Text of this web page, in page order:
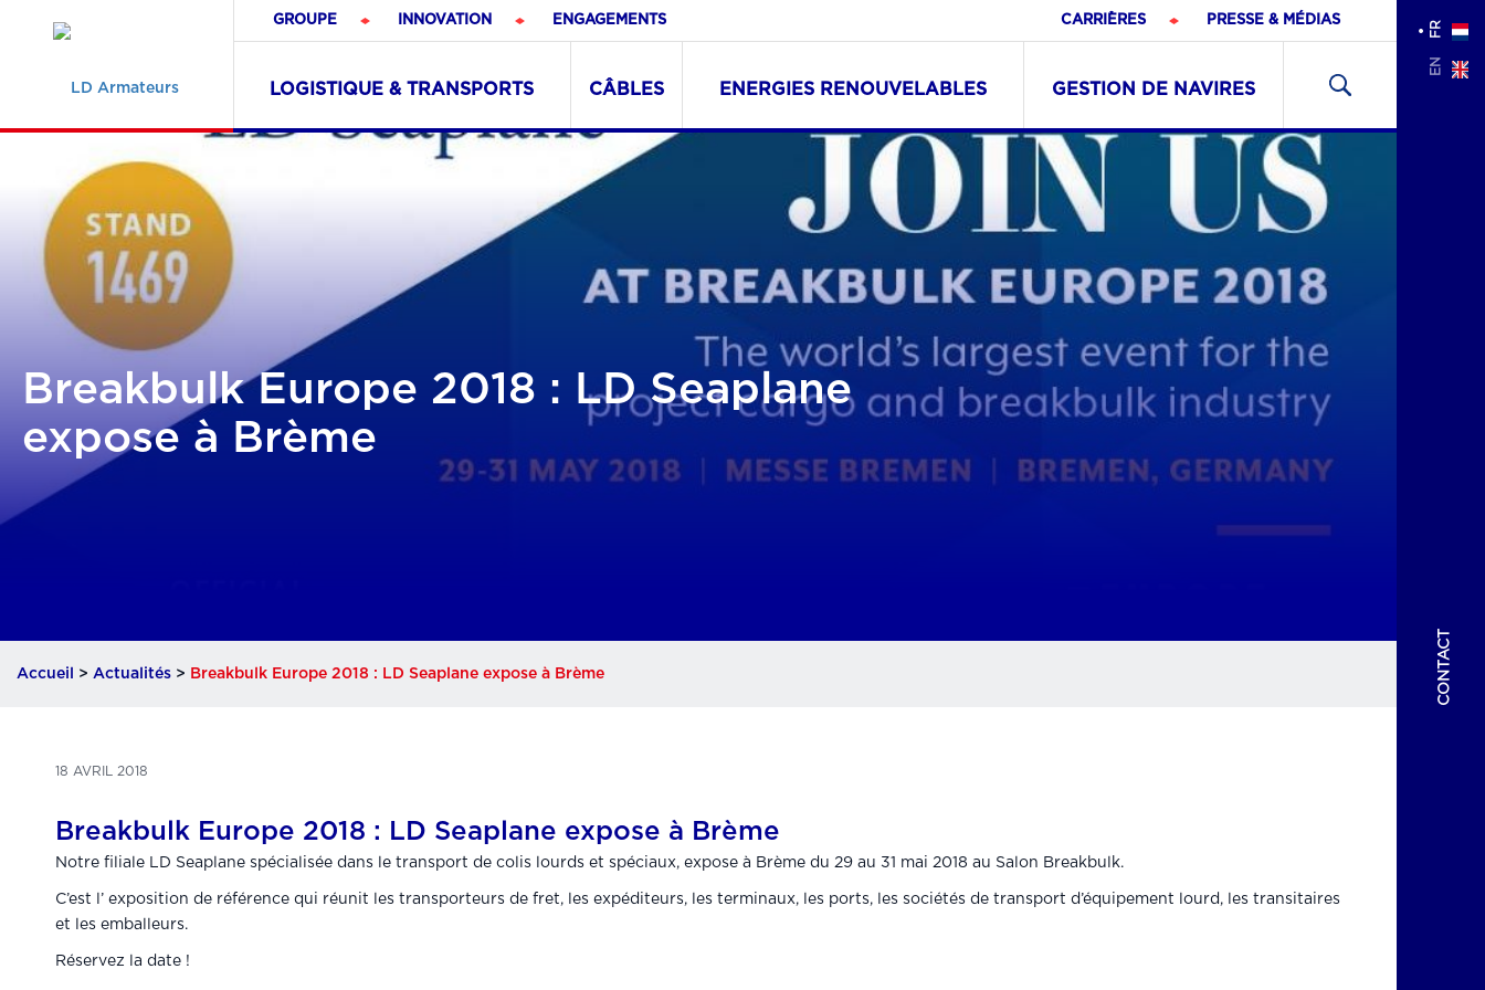
FR
EN
CONTACT
GROUPE INNOVATION ENGAGEMENTS CARRIÈRES PRESSE & MÉDIAS
LOGISTIQUE & TRANSPORTS CÂBLES ENERGIES RENOUVELABLES GESTION DE NAVIRES
Breakbulk Europe 2018 : LD Seaplane
expose à Brème
Accueil > Actualités > Breakbulk Europe 2018 : LD Seaplane expose à Brème
18 AVRIL 2018
Breakbulk Europe 2018 : LD Seaplane expose à Brème
Notre filiale LD Seaplane spécialisée dans le transport de colis lourds et spéciaux, expose à Brème du 29 au 31 mai 2018 au Salon Breakbulk.
C’est l’ exposition de référence qui réunit les transporteurs de fret, les expéditeurs, les terminaux, les ports, les sociétés de transport d’équipement lourd, les transitaires
et les emballeurs.
Réservez la date !